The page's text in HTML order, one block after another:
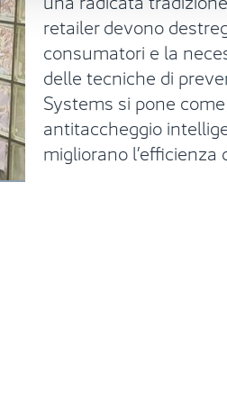
retailer devono
consumatori e la
delle tecniche di
Systems si pone
antitaccheggio
migliorano